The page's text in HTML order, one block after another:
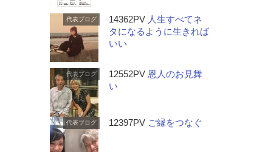
代表ブログ 14362PV 人生すべてネ
タになるように生きれば
いい
代表ブログ 12552PV 恩人のお見舞
い
代表ブログ 12397PV ご縁をつなぐ